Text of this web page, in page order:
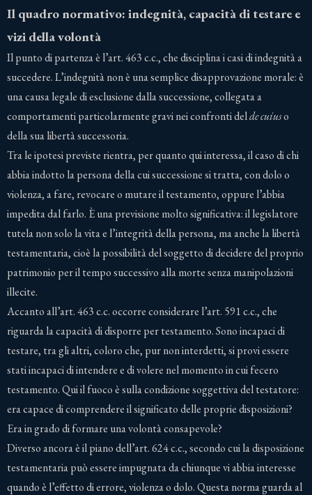
Il quadro normativo: indegnità, capacità di testare e
vizi della volontà
Il punto di partenza è l’art. 463 c.c., che disciplina i casi di indegnità a
succedere. L’indegnità non è una semplice disapprovazione morale: è
una causa legale di esclusione dalla successione, collegata a
comportamenti particolarmente gravi nei confronti delde cuiuso
della sua libertà successoria.
Tra le ipotesi previste rientra, per quanto qui interessa, il caso di chi
abbia indotto la persona della cui successione si tratta, con dolo o
violenza, a fare, revocare o mutare il testamento, oppure l’abbia
impedita dal farlo. È una previsione molto significativa: il legislatore
tutela non solo la vita e l’integrità della persona, ma anche la libertà
testamentaria, cioè la possibilità del soggetto di decidere del proprio
patrimonio per il tempo successivo alla morte senza manipolazioni
illecite.
Accanto all’art. 463 c.c. occorre considerare l’art. 591 c.c., che
riguarda la capacità di disporre per testamento. Sono incapaci di
testare, tra gli altri, coloro che, pur non interdetti, si provi essere
stati incapaci di intendere e di volere nel momento in cui fecero
testamento. Qui il fuoco è sulla condizione soggettiva del testatore:
era capace di comprendere il significato delle proprie disposizioni?
Era in grado di formare una volontà consapevole?
Diverso ancora è il piano dell’art. 624 c.c., secondo cui la disposizione
testamentaria può essere impugnata da chiunque vi abbia interesse
quando è l’effetto di errore, violenza o dolo. Questa norma guarda al